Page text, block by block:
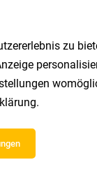
Jobs
zu
.